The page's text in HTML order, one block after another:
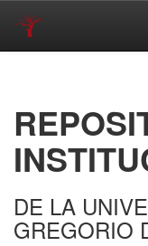
DE LA
GREGORIO